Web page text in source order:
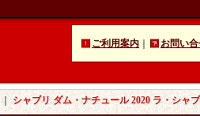
ご利用案内 お問い
｜ シャブリ ダム・ナチュール 2020 ラ・シャ